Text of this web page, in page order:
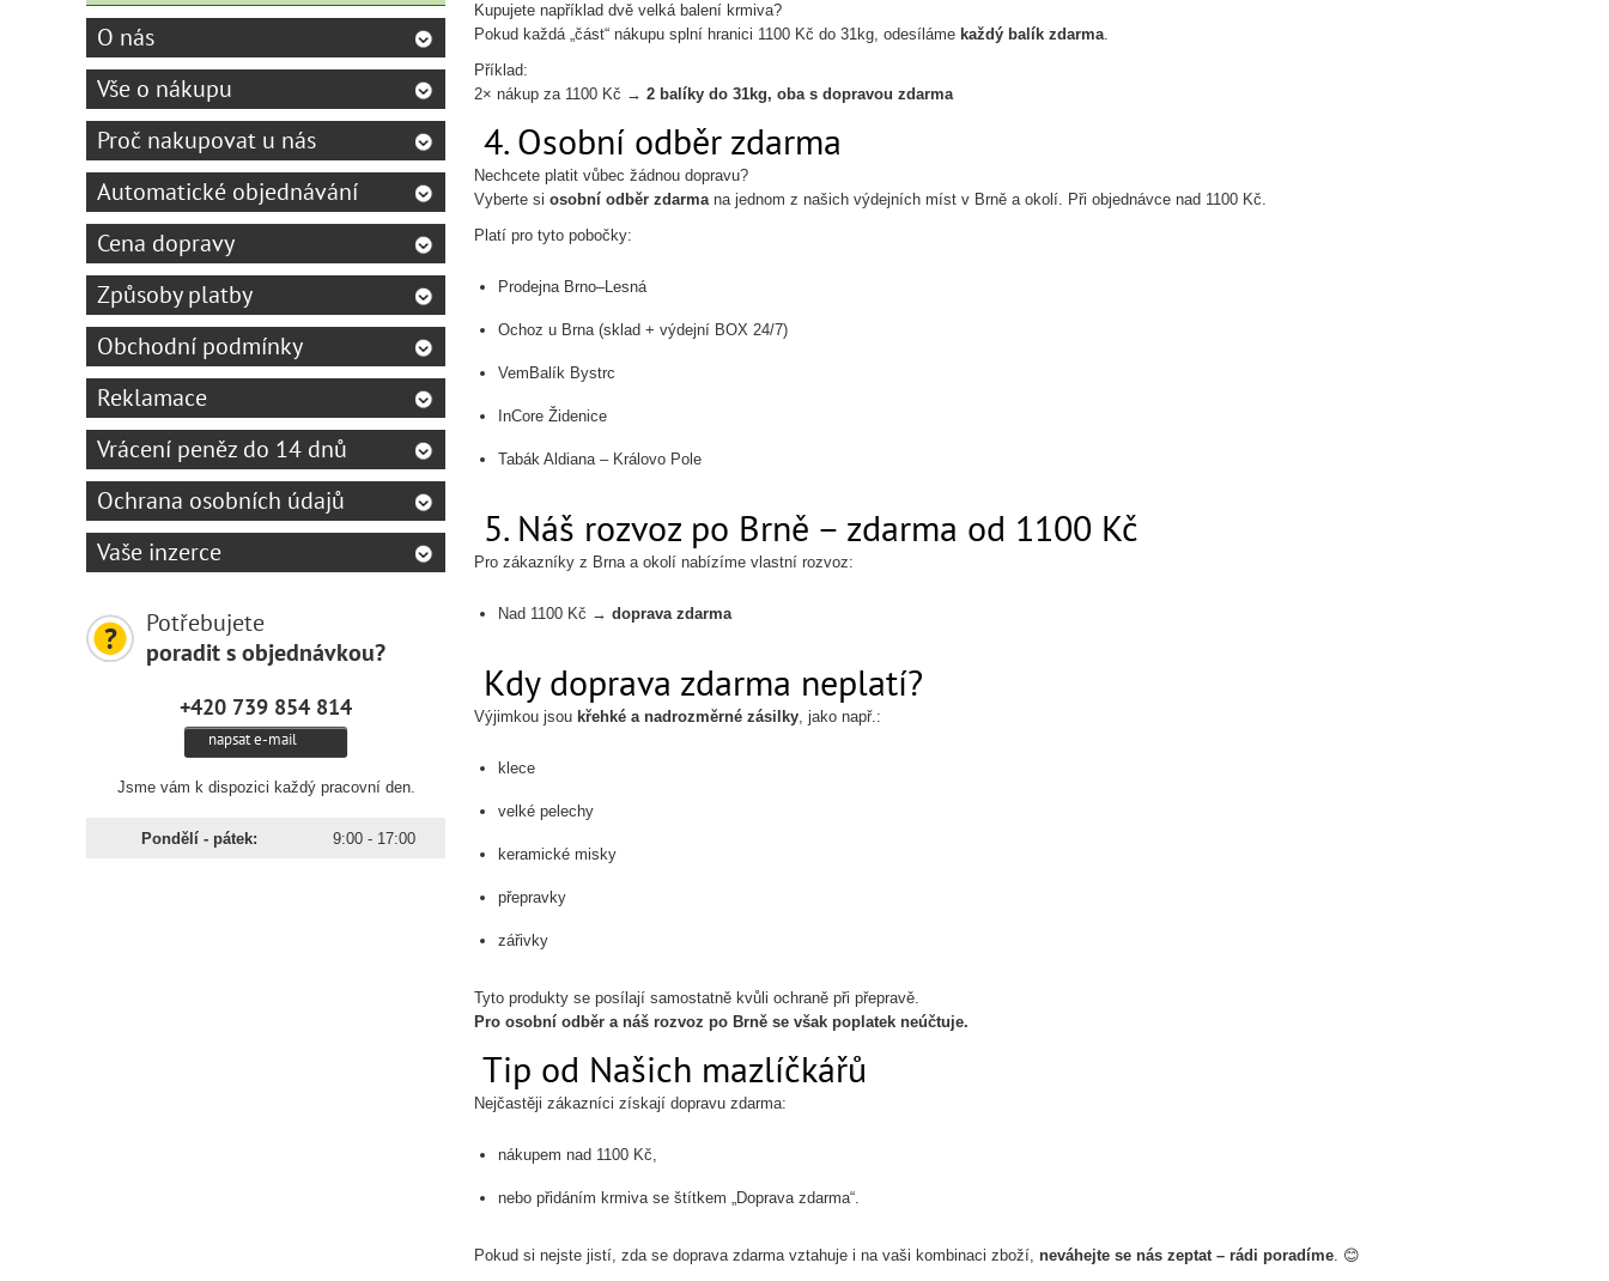
Kupujete například dvě velká balení krmiva?
Pokud každá „část“ nákupu splní hranici 1100 Kč do 31kg, odesíláme každý balík zdarma.
Příklad:
2× nákup za 1100 Kč → 2 balíky do 31kg, oba s dopravou zdarma
4. Osobní odběr zdarma
Nechcete platit vůbec žádnou dopravu?
Vyberte si osobní odběr zdarmana jednom z našich výdejních míst v Brně a okolí. Při objednávce nad 1100 Kč.
Platí pro tyto pobočky:
Prodejna Brno–Lesná
Ochoz u Brna (sklad + výdejní BOX 24/7)
VemBalík Bystrc
InCore Židenice
Tabák Aldiana – Královo Pole
5. Náš rozvoz po Brně – zdarma od 1100 Kč
Pro zákazníky z Brna a okolí nabízíme vlastní rozvoz:
Nad 1100 Kč → doprava zdarma
Kdy doprava zdarma neplatí?
Výjimkou jsou křehké a nadrozměrné zásilky, jako např.:
klece
velké pelechy
keramické misky
přepravky
zářivky
Tyto produkty se posílají samostatně kvůli ochraně při přepravě.
Pro osobní odběr a náš rozvoz po Brně se však poplatek neúčtuje.
Tip od Našich mazlíčkářů
Nejčastěji zákazníci získají dopravu zdarma:
nákupem nad 1100 Kč,
nebo přidáním krmiva se štítkem „Doprava zdarma“.
Pokud si nejste jistí, zda se doprava zdarma vztahuje i na vaši kombinaci zboží, neváhejte se nás zeptat – rádi poradíme. 😊
O nás
Vše o nákupu
Proč nakupovat u nás
Automatické objednávání
Cena dopravy
Způsoby platby
Obchodní podmínky
Reklamace
Vrácení peněz do 14 dnů
Ochrana osobních údajů
Vaše inzerce
Potřebujete
poradit s objednávkou?
+420 739 854 814
napsat e-mail
Jsme vám k dispozici každý pracovní den.
Pondělí - pátek: 9:00 - 17:00